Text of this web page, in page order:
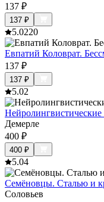
137 ₽
137 ₽
5.0220
Евпатий Коловрат.
137 ₽
137 ₽
5.02
Нейролингвистические
Демерле
400 ₽
400 ₽
5.04
Семёновцы. Сталью и
Соловьев